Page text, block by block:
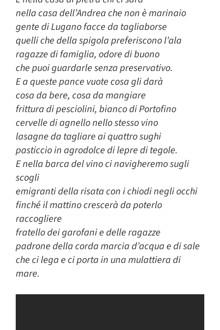
nella casa dell’Andrea che non è marinaio
gente di Lugano facce da tagliaborse
quelli che della spigola preferiscono l’ala
ragazze di famiglia, odore di buono
che puoi guardarle senza preservativo.
E a queste pance vuote cosa gli darà
cosa da bere, cosa da mangiare
frittura di pesciolini, bianco di Portofino
cervelle di agnello nello stesso vino
lasagne da tagliare ai quattro sughi
pasticcio in agrodolce di lepre di tegole.
E nella barca del vino ci navigheremo sugli
scogli
emigranti della risata con i chiodi negli occhi
finché il mattino crescerà da poterlo
raccogliere
fratello dei garofani e delle ragazze
padrone della corda marcia d’acqua e di sale
che ci lega e ci porta in una mulattiera di
mare.